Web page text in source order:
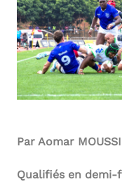
Par Aomar MOUSSI
Qualifiés en demi-